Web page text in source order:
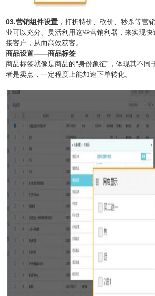
03.营销组件设置 ，打折特价、砍价、秒杀等营
业可以充分、灵活利用这些营销利器，来实现
接客户，从而高效获客。
商品设置——商品标签
商品标签就像是商品的“身份象征”，体现其不同
者是卖点，一定程度上能加速下单转化。